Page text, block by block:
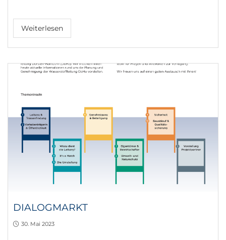
Weiterlesen
DIALOGMARKT
30. Mai 2023